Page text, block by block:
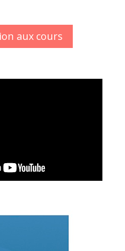
aux cours